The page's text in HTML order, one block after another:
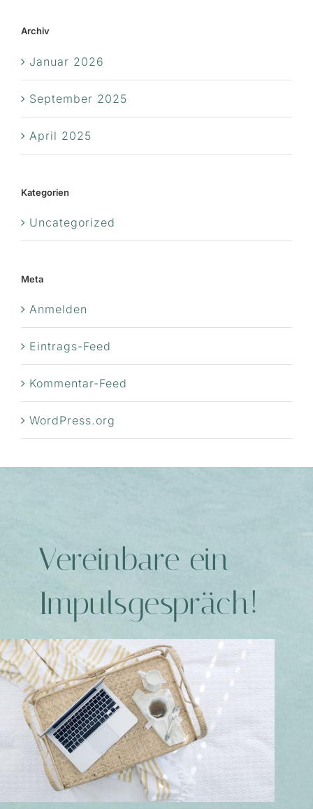
Archiv
Januar 2026
September 2025
April 2025
Kategorien
Uncategorized
Meta
Anmelden
Eintrags-Feed
Kommentar-Feed
WordPress.org
Vereinbare ein
Impulsgespräch!